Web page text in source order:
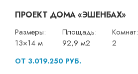
ПРОЕКТ ДОМА «ЭШЕНБАХ»
Размеры:
13×14 м
Площадь:
92,9 м2
Комнат:
2
ОТ 3.019.250 РУБ.